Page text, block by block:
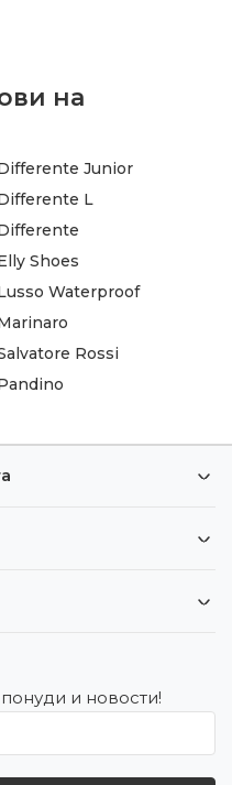
на
Junior
L
Shoes
Waterproof
Rossi
и новости!